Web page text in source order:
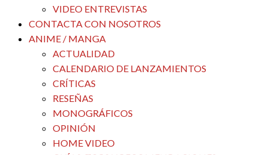
VIDEO ENTREVISTAS
CONTACTA CON NOSOTROS
ANIME / MANGA
ACTUALIDAD
CALENDARIO DE LANZAMIENTOS
CRÍTICAS
RESEÑAS
MONOGRÁFICOS
OPINIÓN
HOME VIDEO